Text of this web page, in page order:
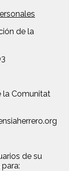
de la
la Comunitat
de su